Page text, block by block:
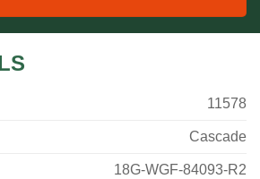
11578
Cascade
18G-WGF-84093-R2